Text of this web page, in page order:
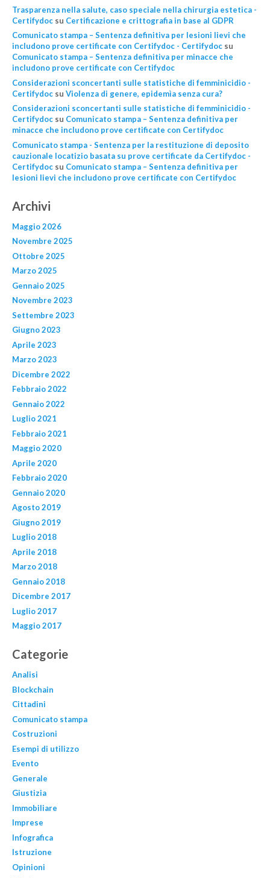
Trasparenza nella salute, caso speciale nella chirurgia estetica -
Certifydocsu Certificazione e crittografia in base al GDPR
Comunicato stampa – Sentenza definitiva per lesioni lievi che
includono prove certificate con Certifydoc - Certifydocsu
Comunicato stampa – Sentenza definitiva per minacce che
includono prove certificate con Certifydoc
Considerazioni sconcertanti sulle statistiche di femminicidio -
Certifydocsu Violenza di genere, epidemìa senza cura?
Considerazioni sconcertanti sulle statistiche di femminicidio -
Certifydocsu Comunicato stampa – Sentenza definitiva per
minacce che includono prove certificate con Certifydoc
Comunicato stampa - Sentenza per la restituzione di deposito
cauzionale locatizio basata su prove certificate da Certifydoc -
Certifydocsu Comunicato stampa – Sentenza definitiva per
lesioni lievi che includono prove certificate con Certifydoc
Archivi
Maggio 2026
Novembre 2025
Ottobre 2025
Marzo 2025
Gennaio 2025
Novembre 2023
Settembre 2023
Giugno 2023
Aprile 2023
Marzo 2023
Dicembre 2022
Febbraio 2022
Gennaio 2022
Luglio 2021
Febbraio 2021
Maggio 2020
Aprile 2020
Febbraio 2020
Gennaio 2020
Agosto 2019
Giugno 2019
Luglio 2018
Aprile 2018
Marzo 2018
Gennaio 2018
Dicembre 2017
Luglio 2017
Maggio 2017
Categorie
Analisi
Blockchain
Cittadini
Comunicato stampa
Costruzioni
Esempi di utilizzo
Evento
Generale
Giustizia
Immobiliare
Imprese
Infografica
Istruzione
Opinioni